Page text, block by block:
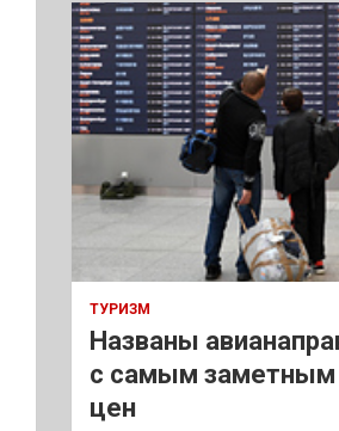
к
ТУРИЗМ
Названы
с самым
цен